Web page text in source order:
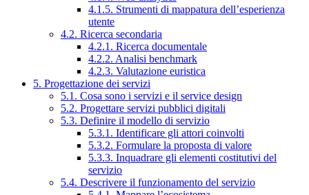
4.1.5. Strumenti di mappatura dell’esperienza
utente
4.2. Ricerca secondaria
4.2.1. Ricerca documentale
4.2.2. Analisi benchmark
4.2.3. Valutazione euristica
5. Progettazione dei servizi
5.1. Cosa sono i servizi e il service design
5.2. Progettare servizi pubblici digitali
5.3. Definire il modello di servizio
5.3.1. Identificare gli attori coinvolti
5.3.2. Formulare la proposta di valore
5.3.3. Inquadrare gli elementi costitutivi del
servizio
5.4. Descrivere il funzionamento del servizio